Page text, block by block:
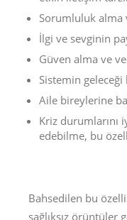
Sorumluluk alma
İlgi ve sevginin
Güven alma ve
Sistemin
Aile bireylerine
Kriz durumlarını
edebilme, bu
Bahsedilen bu
sağlıksız örüntüler